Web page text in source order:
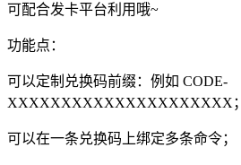
可配合发卡平台利用哦~
功能点：
可以定制兑换码前缀：例如 CODE-
XXXXXXXXXXXXXXXXXXXXX；
可以在一条兑换码上绑定多条命令；